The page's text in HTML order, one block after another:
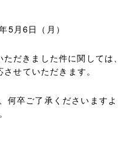
5月6日（月）
だきました件に関しては、
せていただきます。
何卒ご了承くださいますよ